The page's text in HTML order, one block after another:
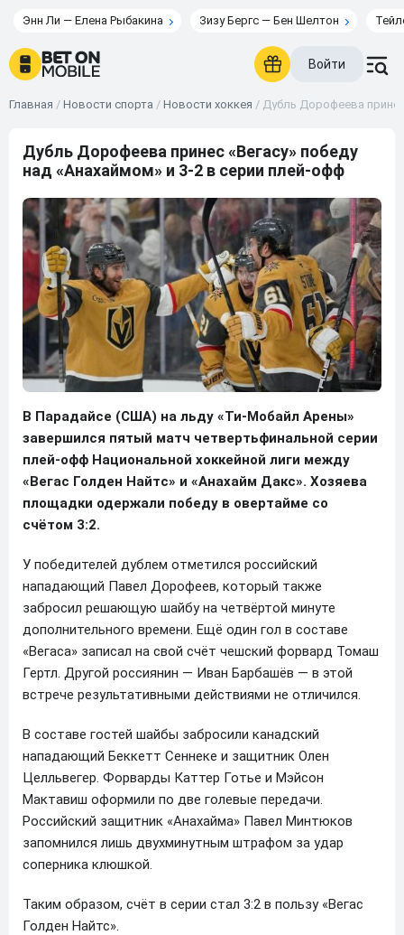
Энн Ли — Елена Рыбакина Зизу Бергс — Бен Шелтон
Войти
Главная / Новости спорта / Новости хоккея / Дубль Дорофеева
Дубль Дорофеева принес «Вегасу» победу
над «Анахаймом» и 3-2 в серии плей-офф
В Парадайсе (США) на льду «Ти-Мобайл Арены»
завершился пятый матч четвертьфинальной серии
плей-офф Национальной хоккейной лиги между
«Вегас Голден Найтс» и «Анахайм Дакс». Хозяева
площадки одержали победу в овертайме со
счётом 3:2.
У победителей дублем отметился российский
нападающий Павел Дорофеев, который также
забросил решающую шайбу на четвёртой минуте
дополнительного времени. Ещё один гол в составе
«Вегаса» записал на свой счёт чешский форвард Томаш
Гертл. Другой россиянин — Иван Барбашёв — в этой
встрече результативными действиями не отличился.
В составе гостей шайбы забросили канадский
нападающий Беккетт Сеннеке и защитник Олен
Целльвегер. Форварды Каттер Готье и Мэйсон
Мактавиш оформили по две голевые передачи.
Российский защитник «Анахайма» Павел Минтюков
запомнился лишь двухминутным штрафом за удар
соперника клюшкой.
Таким образом, счёт в серии стал 3:2 в пользу «Вегас
Голден Найтс».